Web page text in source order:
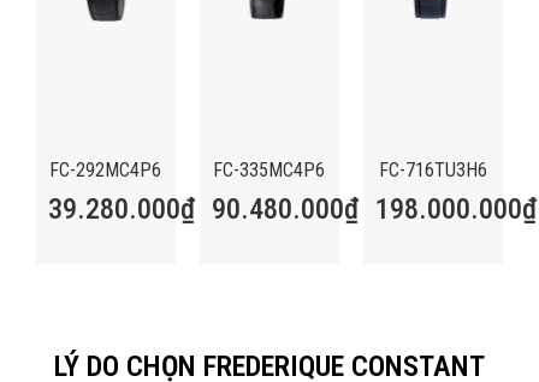
FC-292MC4P6
39.280.000₫
FC-335MC4P6
90.480.000₫
FC-716TU3H6
198.000.000₫
LÝ DO CHỌN FREDERIQUE CONSTANT